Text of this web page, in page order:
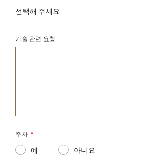
기술 관련 요청
주차 *
예 아니요